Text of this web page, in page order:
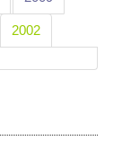
2002